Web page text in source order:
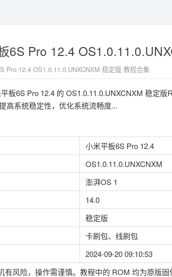
6S Pro 12.4
Pro 12.4 OS1.0.11.0.UNXCNXM 稳定版 教程合集
板6S Pro 12.4 的 OS1.0.11.0.UNXCNXM 稳定
高系统稳定性，优化系统流畅度...
小米平板6S Pro 12.4
OS1.0.11.0.UNXCNXM
澎湃OS 1
14.0
稳定版
卡刷包、线刷包
2024-09-20 09:10:53
有风险，操作需谨慎。教程中的 ROM 均为原版固